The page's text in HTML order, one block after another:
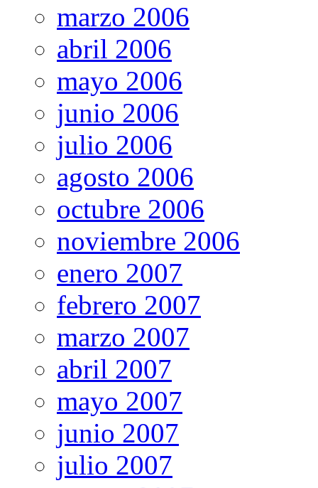
marzo 2006
abril 2006
mayo 2006
junio 2006
julio 2006
agosto 2006
octubre 2006
noviembre 2006
enero 2007
febrero 2007
marzo 2007
abril 2007
mayo 2007
junio 2007
julio 2007